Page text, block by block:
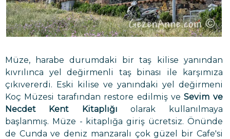
Müze, harabe durumdaki bir taş kilise yanından
kıvrılınca yel değirmenli taş binası ile karşımıza
çıkıvererdi. Eski kilise ve yanındaki yel değirmeni
Koç Müzesi tarafından restore edilmiş veSevim ve
Necdet Kent Kitaplığı olarak kullanılmaya
başlanmış. Müze - kitaplığa giriş ücretsiz. Önünde
de Cunda ve deniz manzaralı çok güzel bir Cafe'si